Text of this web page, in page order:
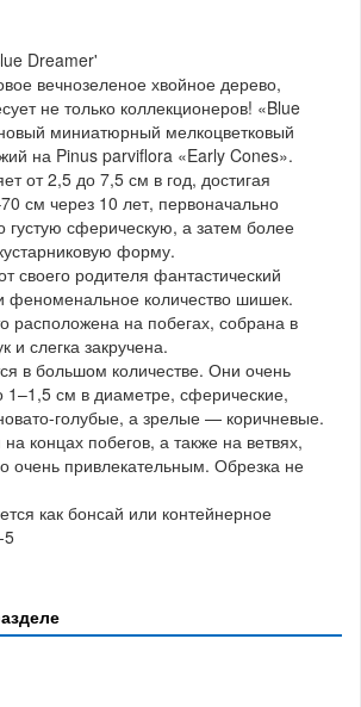
Dreamer'
вечнозеленое хвойное дерево,
не только коллекционеров! «Blue
миниатюрный мелкоцветковый
на Pinus parviflora «Early Cones».
от 2,5 до 7,5 см в год, достигая
см через 10 лет, первоначально
густую сферическую, а затем более
форму.
своего родителя фантастический
феноменальное количество шишек.
расположена на побегах, собрана в
и слегка закручена.
в большом количестве. Они очень
1–1,5 см в диаметре, сферические,
голубые, а зрелые — коричневые.
концах побегов, а также на ветвях,
очень привлекательным. Обрезка не
как бонсай или контейнерное
5